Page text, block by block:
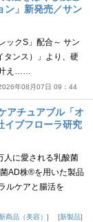
ン」新発売／サン
ックS」配合～ サン
タンス）」より、硬
叶え……
年08月07日 09：44
アチュアブル「オ
イブフローラ研究
人に愛される乳酸菌
AD株®を用いた製品
ルケアと腸活を
商品（美容） 新製品